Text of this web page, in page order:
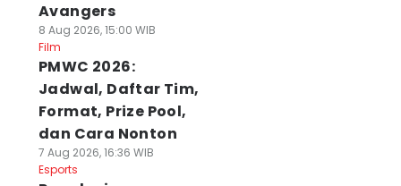
Avangers
8 Aug 2026, 15:00 WIB
Film
PMWC 2026:
Jadwal, Daftar Tim,
Format, Prize Pool,
dan Cara Nonton
7 Aug 2026, 16:36 WIB
Esports